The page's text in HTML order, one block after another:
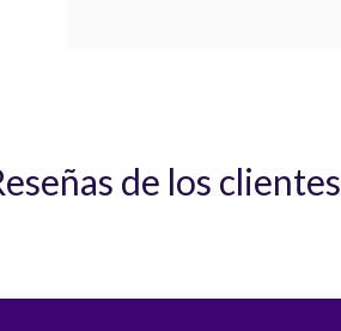
de los clientes